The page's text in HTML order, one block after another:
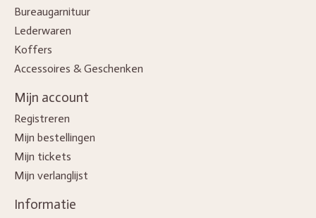
Bureaugarnituur
Lederwaren
Koffers
Accessoires & Geschenken
Mijn account
Registreren
Mijn bestellingen
Mijn tickets
Mijn verlanglijst
Informatie